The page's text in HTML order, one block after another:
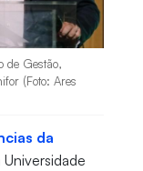
de Gestão,
(Foto: Ares
da